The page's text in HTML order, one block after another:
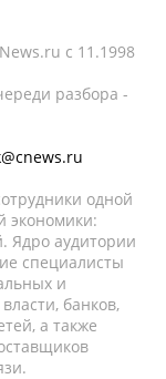
c 11.1998
разбора -
одной
экономики:
Ядро аудитории
специалисты
и
банков,
а также